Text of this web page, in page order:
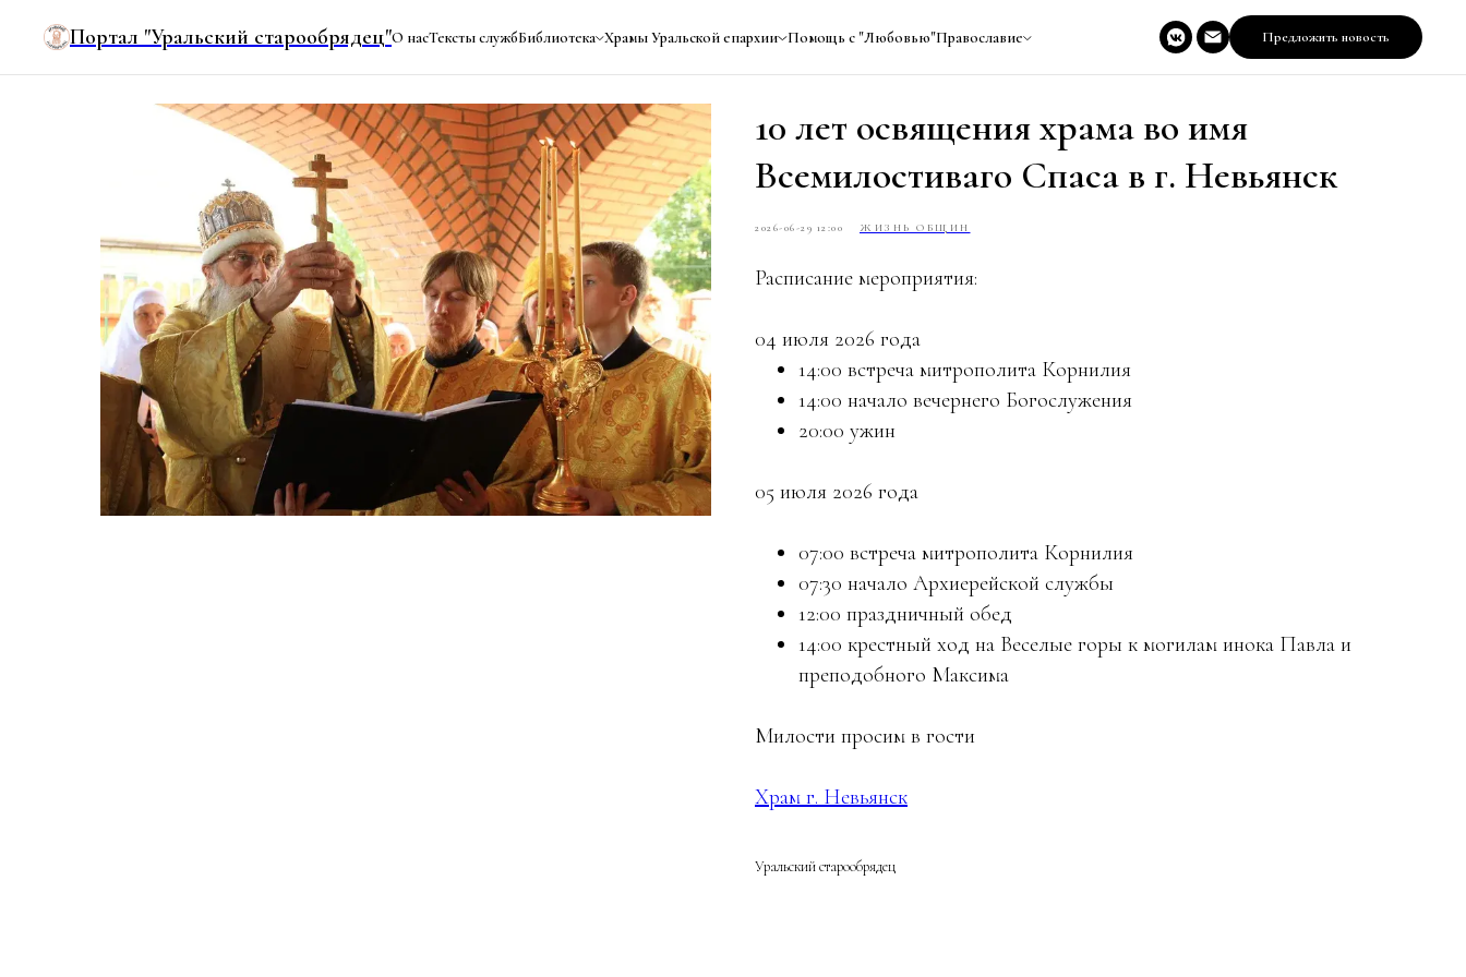
Портал "Уральский старообрядец"О насТексты службБиблиотека Храмы Уральской епархии Помощь с "Любовью"Православие Предложить новость
10 лет освящения храма во имя
Всемилостиваго Спаса в г. Невьянск
2026-06-29 12:00 ЖИЗНЬ ОБЩИН
Расписание мероприятия:
04 июля 2026 года
14:00 встреча митрополита Корнилия
14:00 начало вечернего Богослужения
20:00 ужин
05 июля 2026 года
07:00 встреча митрополита Корнилия
07:30 начало Архиерейской службы
12:00 праздничный обед
14:00 крестный ход на Веселые горы к могилам инока Павла и
преподобного Максима
Милости просим в гости
Храм г. Невьянск
Уральский старообрядец